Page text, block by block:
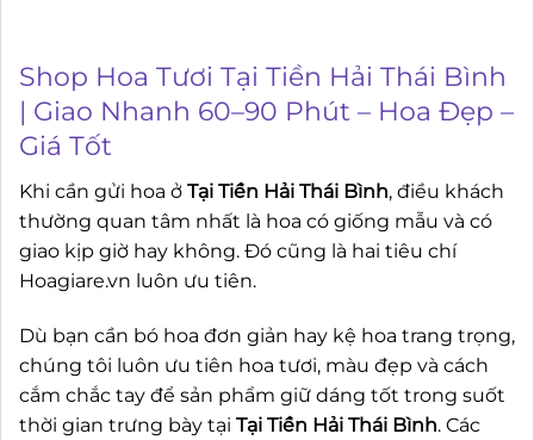
Shop Hoa Tươi Tại Tiền Hải Thái Bình
| Giao Nhanh 60–90 Phút – Hoa Đẹp –
Giá Tốt
Khi cần gửi hoa ở Tại Tiền Hải Thái Bình, điều khách
thường quan tâm nhất là hoa có giống mẫu và có
giao kịp giờ hay không. Đó cũng là hai tiêu chí
Hoagiare.vn luôn ưu tiên.
Dù bạn cần bó hoa đơn giản hay kệ hoa trang trọng,
chúng tôi luôn ưu tiên hoa tươi, màu đẹp và cách
cắm chắc tay để sản phẩm giữ dáng tốt trong suốt
thời gian trưng bày tại Tại Tiền Hải Thái Bình. Các